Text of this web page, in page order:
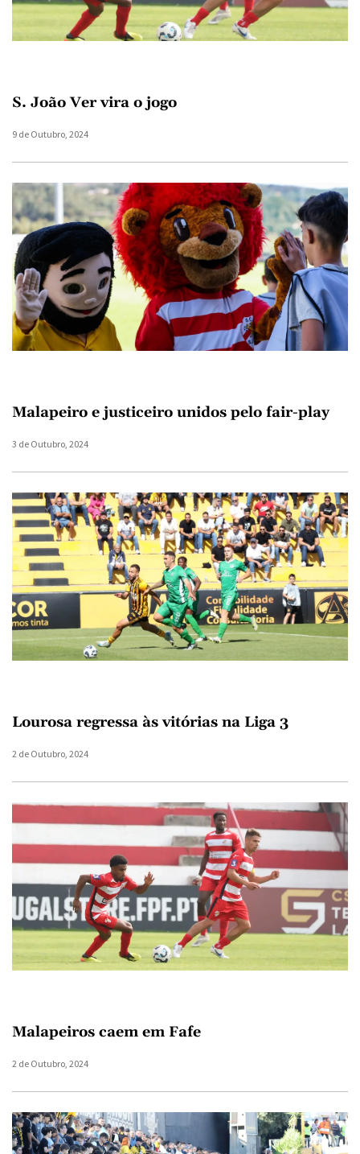
S. João Ver vira o jogo
9 de Outubro, 2024
Malapeiro e justiceiro unidos pelo fair-play
3 de Outubro, 2024
Lourosa regressa às vitórias na Liga 3
2 de Outubro, 2024
Malapeiros caem em Fafe
2 de Outubro, 2024